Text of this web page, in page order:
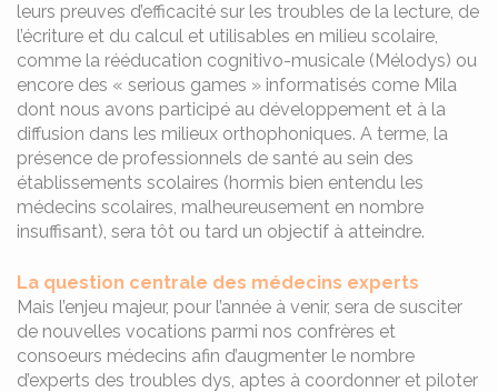
leurs preuves d’efficacité sur les troubles de la lecture, de
l’écriture et du calcul et utilisables en milieu scolaire,
comme la rééducation cognitivo-musicale (Mélodys) ou
encore des « serious games » informatisés come Mila
dont nous avons participé au développement et à la
diffusion dans les milieux orthophoniques. A terme, la
présence de professionnels de santé au sein des
établissements scolaires (hormis bien entendu les
médecins scolaires, malheureusement en nombre
insuffisant), sera tôt ou tard un objectif à atteindre.
La question centrale des médecins experts
Mais l’enjeu majeur, pour l’année à venir, sera de susciter
de nouvelles vocations parmi nos confrères et
consoeurs médecins afin d’augmenter le nombre
d’experts des troubles dys, aptes à coordonner et piloter